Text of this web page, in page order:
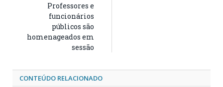
Professores e
funcionários
públicos são
homenageados em
sessão
CONTEÚDO RELACIONADO